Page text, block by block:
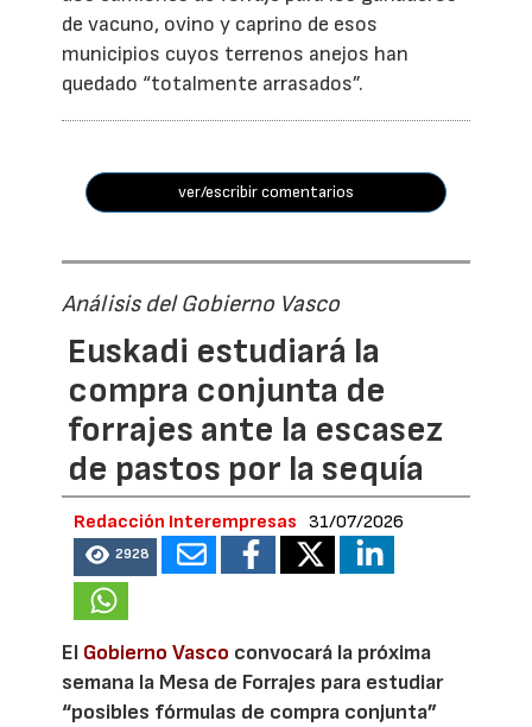
de vacuno, ovino y caprino de esos
municipios cuyos terrenos anejos han
quedado “totalmente arrasados”.
ver/escribir comentarios
Análisis del Gobierno Vasco
Euskadi estudiará la
compra conjunta de
forrajes ante la escasez
de pastos por la sequía
Redacción Interempresas 31/07/2026
2928
El Gobierno Vasco convocará la próxima
semana la Mesa de Forrajes para estudiar
“posibles fórmulas de compra conjunta”